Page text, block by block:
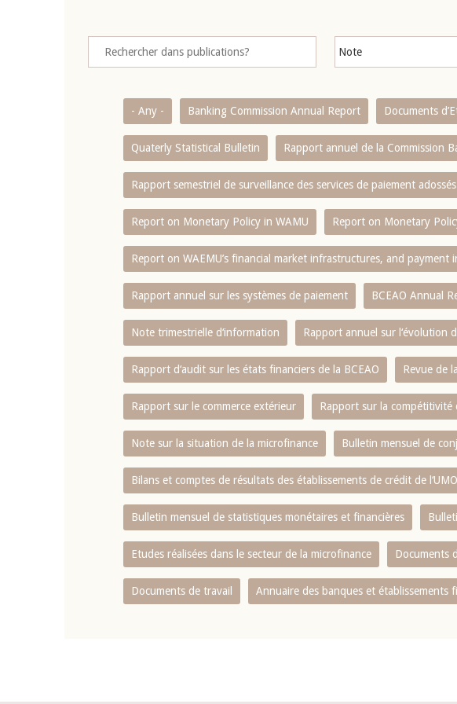
- Any - Banking Commission Annual Report Documents
Quaterly Statistical Bulletin Rapport annuel de la Commission
Rapport semestriel de surveillance des services de paiement
Report on Monetary Policy in WAMU Report on Monetary
Report on WAEMU’s financial market infrastructures, and payment
Rapport annuel sur les systèmes de paiement BCEAO Annual
Note trimestrielle d‘information Rapport annuel sur l‘évolution
Rapport d‘audit sur les états financiers de la BCEAO Revue de
Rapport sur le commerce extérieur Rapport sur la compétitivité
Note sur la situation de la microfinance Bulletin mensuel de
Bilans et comptes de résultats des établissements de crédit de
Bulletin mensuel de statistiques monétaires et financières
Etudes réalisées dans le secteur de la microfinance Documents
Documents de travail Annuaire des banques et établissements